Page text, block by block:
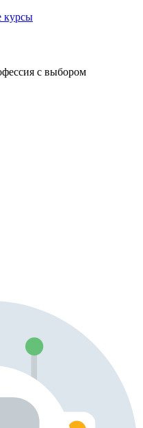
курсы
с выбором